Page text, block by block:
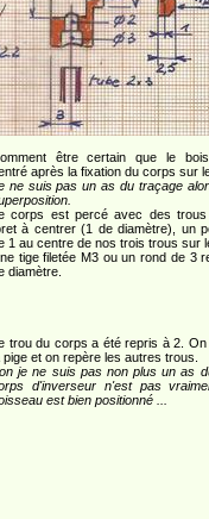
être certain que le
après la fixation du corps sur
ne suis pas un as du traçage
corps est percé avec des
à centrer (1 de diamètre), un
1 au centre de nos trois trous sur
tige filetée M3 ou un rond de 3
diamètre.
trou du corps a été repris à 2.
pige et on repère les autres trous.
je ne suis pas non plus un as
d'inverseur n'est pas
est bien positionné ...